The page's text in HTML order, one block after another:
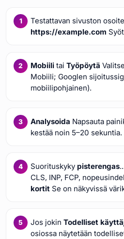
Testattavan sivuston osoite
https://example.com
Mobiilitai Työpöytä
Mobiili; Googlen
mobiilipohjainen).
Analysoida Napsauta
kestää noin 5–20 sekuntia.
Suorituskyky pisterengas
CLS, INP, FCP,
kortit Se on näkyvissä
Jos jokin Todelliset
osiossa näytetään